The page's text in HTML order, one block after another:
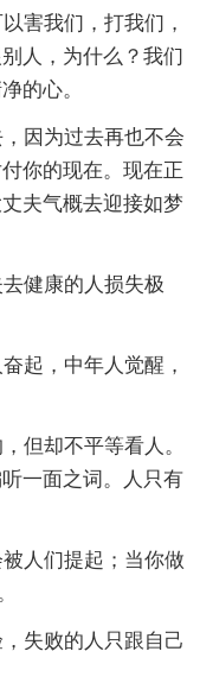
害我们，打我们，
人，为什么？我们
的心。
因为过去再也不会
你的现在。现在正
夫气概去迎接如梦
健康的人损失极
起，中年人觉醒，
但却不平等看人。
一面之词。人只有
人们提起；当你做
失败的人只跟自己